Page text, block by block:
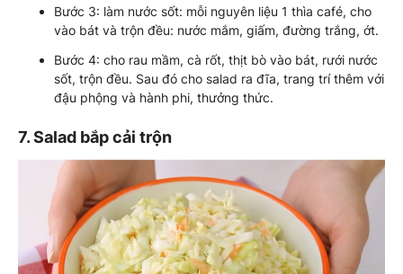
Bước 3: làm nước sốt: mỗi nguyên liệu 1 thìa café, cho
vào bát và trộn đều: nước mắm, giấm, đường trắng, ớt.
Bước 4: cho rau mầm, cà rốt, thịt bò vào bát, rưới nước
sốt, trộn đều. Sau đó cho salad ra đĩa, trang trí thêm với
đậu phộng và hành phi, thưởng thức.
7. Salad bắp cải trộn